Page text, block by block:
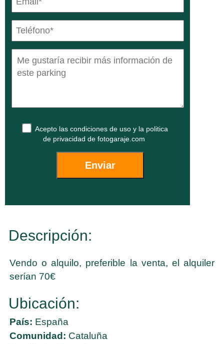
Acepto las condiciones de uso y la politica
de privacidad de fotogaraje.com
Descripción:
Vendo o alquilo, preferible la venta, el alquiler
serían 70€
Ubicación:
País: España
Comunidad: Cataluña